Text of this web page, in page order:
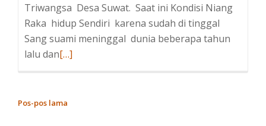
Triwangsa Desa Suwat. Saat ini Kondisi Niang
Raka hidup Sendiri karena sudah di tinggal
Sang suami meninggal dunia beberapa tahun
lalu danBaca
Mitra
[…]
Pos-pos lama